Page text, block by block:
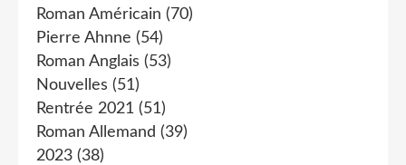
Roman Américain (70)
Pierre Ahnne (54)
Roman Anglais (53)
Nouvelles (51)
Rentrée 2021 (51)
Roman Allemand (39)
2023 (38)